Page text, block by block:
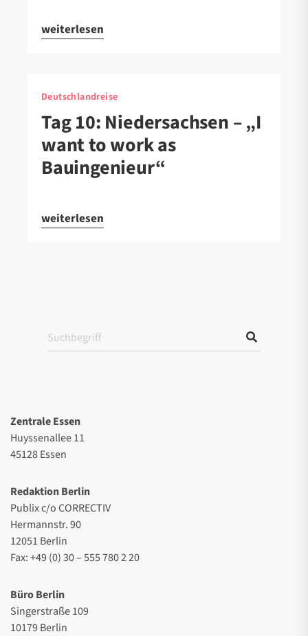
weiterlesen
Deutschlandreise
Tag 10: Niedersachsen – „I
want to work as
Bauingenieur“
weiterlesen
Zentrale Essen
Huyssenallee 11
45128 Essen
Redaktion Berlin
Publix c/o CORRECTIV
Hermannstr. 90
12051 Berlin
Fax: +49 (0) 30 – 555 780 2 20
Büro Berlin
Singerstraße 109
10179 Berlin